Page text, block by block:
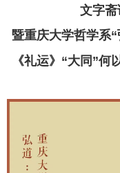
文字
暨重庆大学哲学系
《礼运》“大同”